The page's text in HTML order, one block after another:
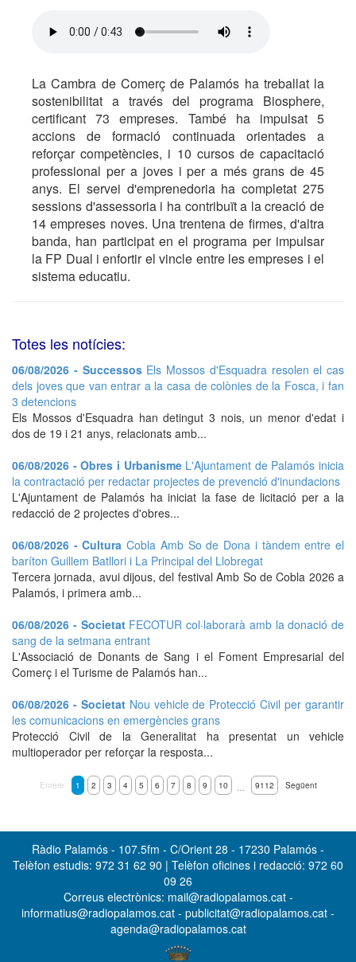
La Cambra de Comerç de Palamós ha treballat la
sostenibilitat a través del programa Biosphere,
certificant 73 empreses. També ha impulsat 5
accions de formació continuada orientades a
reforçar competències, i 10 cursos de capacitació
professional per a joves i per a més grans de 45
anys. El servei d'emprenedoria ha completat 275
sessions d'assessoria i ha contribuït a la creació de
14 empreses noves. Una trentena de firmes, d'altra
banda, han participat en el programa per impulsar
la FP Dual i enfortir el vincle entre les empreses i el
sistema educatiu.
Totes les notícies:
06/08/2026 - Successos Els Mossos d'Esquadra resolen el cas
dels joves que van entrar a la casa de colònies de la Fosca, i fan
3 detencions
Els Mossos d'Esquadra han detingut 3 nois, un menor d'edat i
dos de 19 i 21 anys, relacionats amb...
06/08/2026 - Obres i Urbanisme L'Ajuntament de Palamós inicia
la contractació per redactar projectes de prevenció d'inundacions
L'Ajuntament de Palamós ha iniciat la fase de licitació per a la
redacció de 2 projectes d'obres...
06/08/2026 - CulturaCobla Amb So de Dona i tàndem entre el
baríton Guillem Batllori i La Principal del Llobregat
Tercera jornada, avui dijous, del festival Amb So de Cobla 2026 a
Palamós, i primera amb...
06/08/2026 - Societat FECOTUR col·laborarà amb la donació de
sang de la setmana entrant
L'Associació de Donants de Sang i el Foment Empresarial del
Comerç i el Turisme de Palamós han...
06/08/2026 - Societat Nou vehicle de Protecció Civil per garantir
les comunicacions en emergències grans
Protecció Civil de la Generalitat ha presentat un vehicle
multioperador per reforçar la resposta...
Enrere 1 2 3 4 5 6 7 8 9 10 … 9112 Següent
Ràdio Palamós - 107.5fm - C/Orient 28 - 17230 Palamós -
Telèfon estudis: 972 31 62 90 | Telèfon oficines i redacció: 972 60
09 26
Correus electrònics: mail@radiopalamos.cat -
informatius@radiopalamos.cat - publicitat@radiopalamos.cat -
agenda@radiopalamos.cat